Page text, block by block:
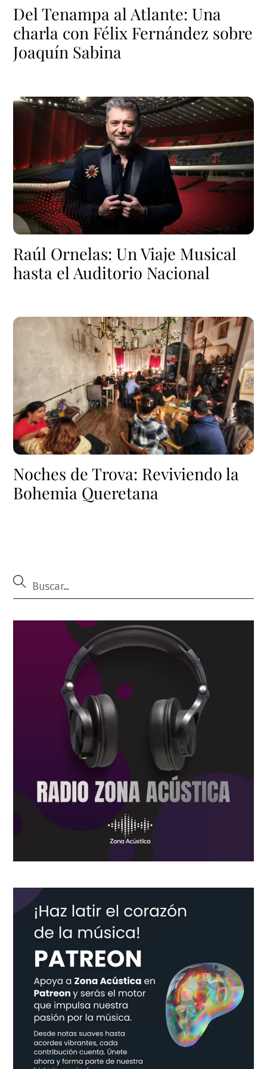
Del Tenampa al Atlante: Una
charla con Félix Fernández sobre
Joaquín Sabina
Raúl Ornelas: Un Viaje Musical
hasta el Auditorio Nacional
Noches de Trova: Reviviendo la
Bohemia Queretana